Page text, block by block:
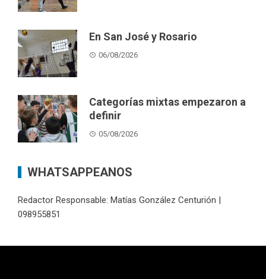
En San José y Rosario
06/08/2026
Categorías mixtas empezaron a
definir
05/08/2026
WHATSAPPEANOS
Redactor Responsable: Matías González Centurión |
098955851